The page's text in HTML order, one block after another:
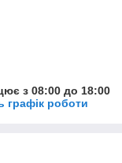
з 08:00 до 18:00
графік роботи